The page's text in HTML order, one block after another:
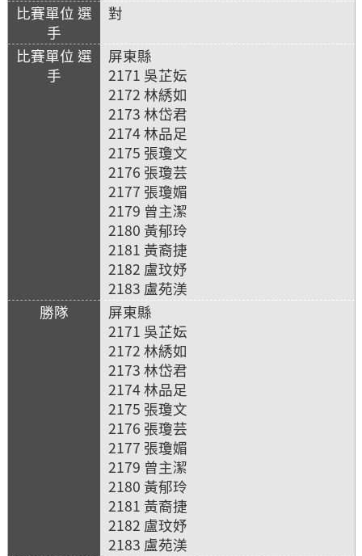
對
屏東縣
2171 吳芷妘
2172 林綉如
2173 林岱君
2174 林品足
2175 張瓊文
2176 張瓊芸
2177 張瓊媚
2179 曾主潔
2180 黃郁玲
2181 黃裔捷
2182 盧玟妤
2183 盧苑渼
屏東縣
2171 吳芷妘
2172 林綉如
2173 林岱君
2174 林品足
2175 張瓊文
2176 張瓊芸
2177 張瓊媚
2179 曾主潔
2180 黃郁玲
2181 黃裔捷
2182 盧玟妤
2183 盧苑渼